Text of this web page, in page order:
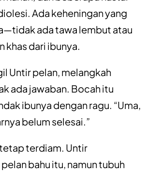
Ada keheningan yang
ada tawa lembut atau
khas dari ibunya.
Untir pelan, melangkah
ada jawaban. Bocah itu
ibunya dengan ragu. “Uma,
belum selesai.”
terdiam. Untir
bahu itu, namun tubuh